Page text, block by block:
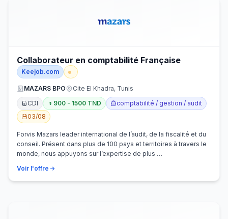
Collaborateur en comptabilité Française
Keejob.com
MAZARS BPO
Cite El Khadra, Tunis
CDI
900 - 1500 TND
comptabilité / gestion / audit
03/08
Forvis Mazars leader international de l’audit, de la fiscalité et du
conseil. Présent dans plus de 100 pays et territoires à travers le
monde, nous appuyons sur l’expertise de plus …
Voir l'offre